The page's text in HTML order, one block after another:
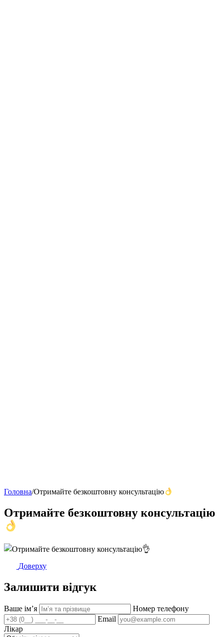
Головна/Отримайте безкоштовну консультацію
Отримайте безкоштовну консультацію
Доверху
Залишити відгук
Ваше імʼя
Номер телефону
Email
Лікар